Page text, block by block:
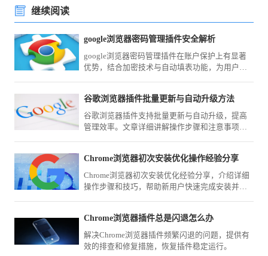
继续阅读
google浏览器密码管理插件安全解析
google浏览器密码管理插件在账户保护上有显著
优势，结合加密技术与自动填表功能，为用户带
谷歌浏览器插件批量更新与自动升级方法
谷歌浏览器插件支持批量更新与自动升级，提高
管理效率。文章详细讲解操作步骤和注意事项，
Chrome浏览器初次安装优化操作经验分享
Chrome浏览器初次安装优化经验分享，介绍详细
操作步骤和技巧，帮助新用户快速完成安装并优
Chrome浏览器插件总是闪退怎么办
解决Chrome浏览器插件频繁闪退的问题，提供有
效的排查和修复措施，恢复插件稳定运行。